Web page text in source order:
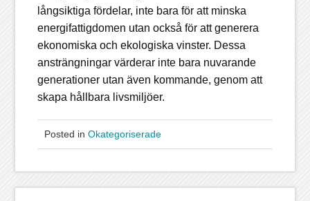
långsiktiga fördelar, inte bara för att minska
energifattigdomen utan också för att generera
ekonomiska och ekologiska vinster. Dessa
ansträngningar värderar inte bara nuvarande
generationer utan även kommande, genom att
skapa hållbara livsmiljöer.
Posted in Okategoriserade